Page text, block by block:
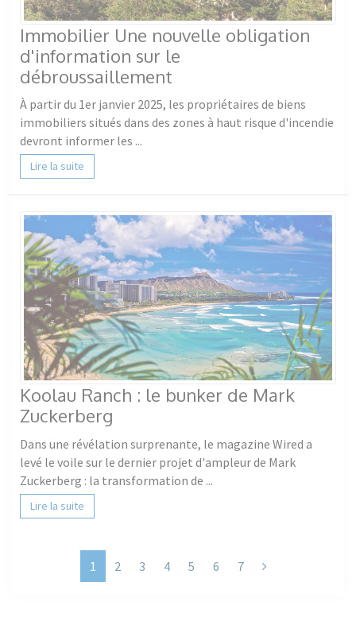
Immobilier Une nouvelle obligation
d'information sur le
débroussaillement
À partir du 1er janvier 2025, les propriétaires de biens
immobiliers situés dans des zones à haut risque d'incendie
devront informer les ...
Lire la suite
Koolau Ranch : le bunker de Mark
Zuckerberg
Dans une révélation surprenante, le magazine Wired a
levé le voile sur le dernier projet d'ampleur de Mark
Zuckerberg : la transformation de ...
Lire la suite
1 2 3 4 5 6 7 Next